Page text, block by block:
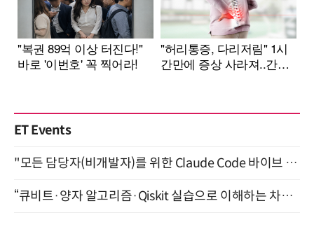
ET Events
"모든 담당자(비개발자)를 위한 Claude Code 바이브 코딩 2-day 부트캠프" 9월 16~17일 개최
“큐비트·양자 알고리즘·Qiskit 실습으로 이해하는 차세대 컴퓨팅” (8/28)